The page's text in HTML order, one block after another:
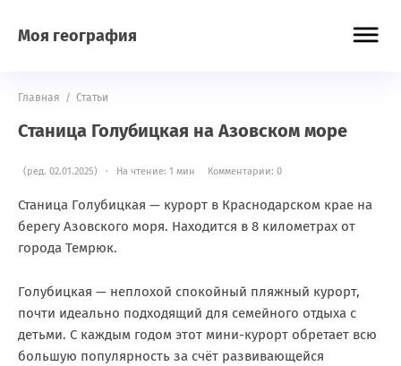
Моя география
Главная / Статьи
Станица Голубицкая на Азовском море
(ред. 02.01.2025) · На чтение: 1 мин Комментарии: 0
Станица Голубицкая — курорт в Краснодарском крае на
берегу Азовского моря. Находится в 8 километрах от
города Темрюк.
Голубицкая — неплохой спокойный пляжный курорт,
почти идеально подходящий для семейного отдыха с
детьми. С каждым годом этот мини-курорт обретает всю
большую популярность за счёт развивающейся